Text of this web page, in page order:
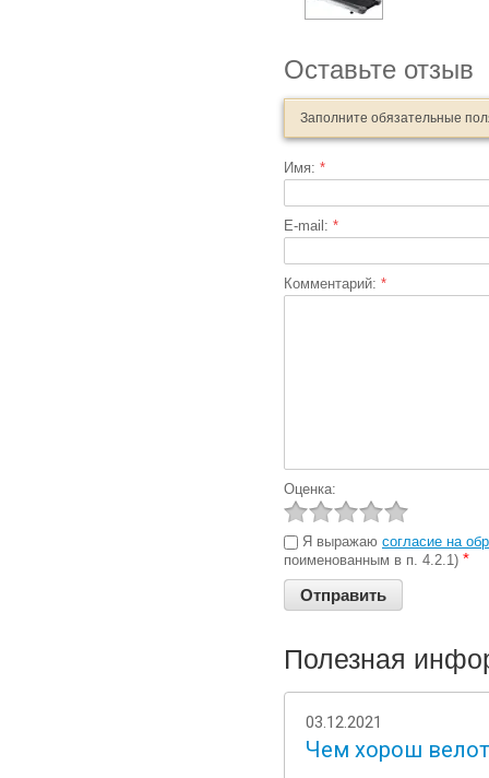
Оставьте отзыв
Заполните обязательные
Имя: *
E-mail: *
Комментарий: *
Оценка:
Я выражаю согласие на
поименованным в п. 4.2.1) *
Полезная
03.12.2021
Чем хорош